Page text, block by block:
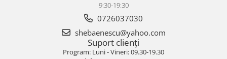
9:30-19:30
0726037030
shebaenescu@yahoo.com
Suport clienți
Program: Luni - Vineri: 09.30-19.30